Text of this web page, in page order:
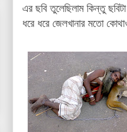
এর ছবি তুলেছিলাম কিন্তু
ধরে ধরে জেলখানার মতো